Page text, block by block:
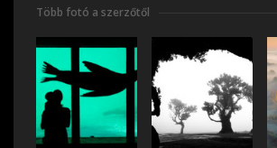
Több fotó a szerzőtől